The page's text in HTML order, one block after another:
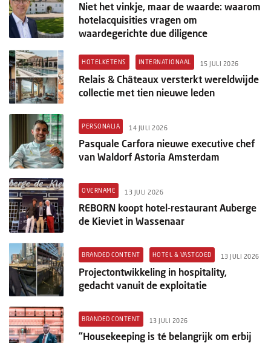
Niet het vinkje, maar de waarde: waarom
hotelacquisities vragen om
waardegerichte due diligence
HOTELKETENS INTERNATIONAAL 15 JULI 2026
Relais & Châteaux versterkt wereldwijde
collectie met tien nieuwe leden
PERSONALIA 14 JULI 2026
Pasquale Carfora nieuwe executive chef
van Waldorf Astoria Amsterdam
OVERNAME 13 JULI 2026
REBORN koopt hotel-restaurant Auberge
de Kieviet in Wassenaar
BRANDED CONTENT HOTEL & VASTGOED 13 JULI 2026
Projectontwikkeling in hospitality,
gedacht vanuit de exploitatie
BRANDED CONTENT 13 JULI 2026
“Housekeeping is té belangrijk om erbij